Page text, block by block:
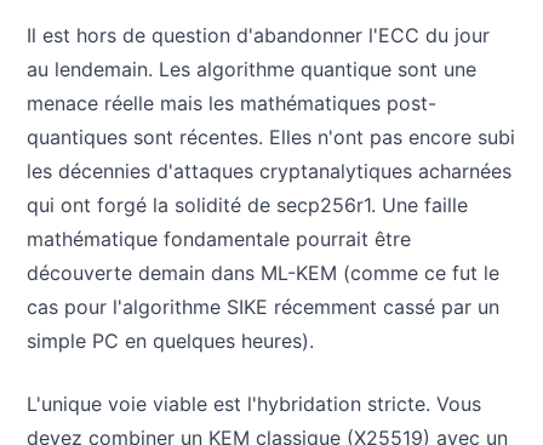
Il est hors de question d'abandonner l'ECC du jour
au lendemain. Les algorithme quantique sont une
menace réelle mais les mathématiques post-
quantiques sont récentes. Elles n'ont pas encore subi
les décennies d'attaques cryptanalytiques acharnées
qui ont forgé la solidité de secp256r1. Une faille
mathématique fondamentale pourrait être
découverte demain dans ML-KEM (comme ce fut le
cas pour l'algorithme SIKE récemment cassé par un
simple PC en quelques heures).
L'unique voie viable est l'hybridation stricte. Vous
devez combiner un KEM classique (X25519) avec un